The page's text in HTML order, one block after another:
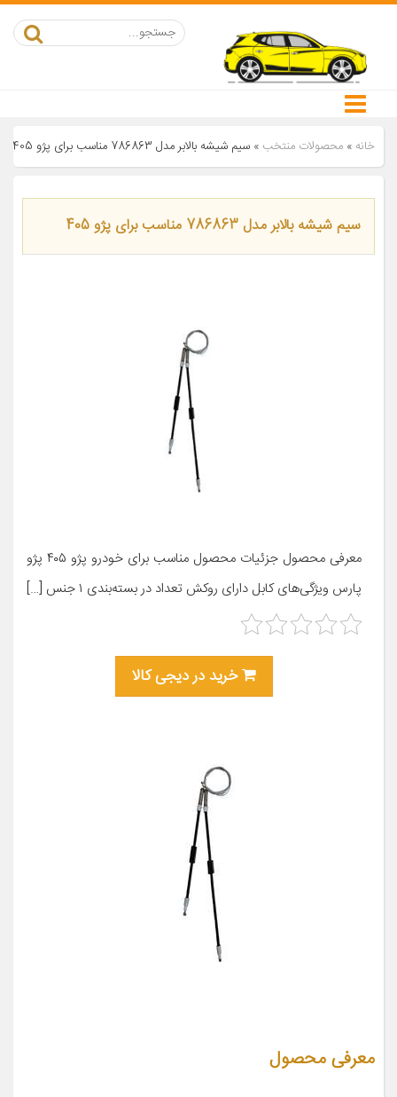
خانه » محصولات منتخب » سیم شیشه بالابر مدل 786863 مناسب برای پژو 405
سیم شیشه بالابر مدل 786863 مناسب برای پژو 405
معرفی محصول جزئیات محصول مناسب برای خودرو پژو ۴۰۵ پژو
پارس ویژگی‌های کابل دارای روکش تعداد در بسته‌بندی ۱ جنس […]
خرید در دیجی کالا
معرفی محصول